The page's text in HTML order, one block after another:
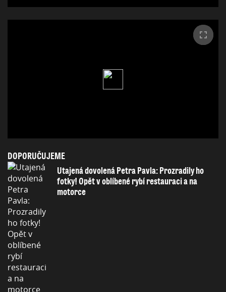
DOPORUČUJEME
Utajená dovolená Petra Pavla: Prozradily ho
fotky! Opět v oblíbené rybí restauraci a na
motorce